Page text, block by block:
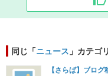
同じ「ニュース 」カテゴ
【さらば】ブロ